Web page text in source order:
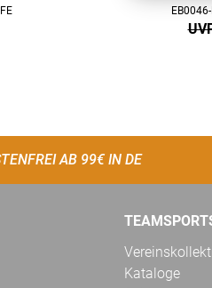
AB 99€ IN DE
Kataloge